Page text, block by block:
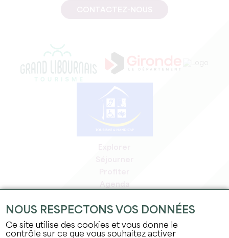
Agenda
Espace adhérents
Espace presse
Emplois & stages
NOUS RESPECTONS VOS DONNÉES
Ce site utilise des cookies et vous donne le
contrôle sur ce que vous souhaitez activer